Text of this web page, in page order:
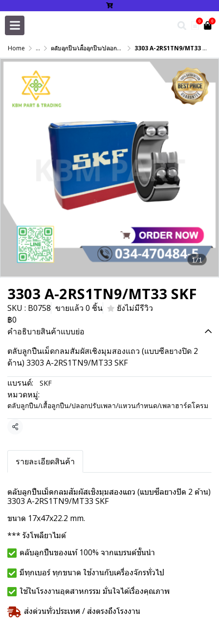
0 0
Home ... ตลับลูกปืน/เสื้อลูกปืน/ปลอกปรับเพลา/แหวนกำหนด/เพลาฮาร์ดโครม 3303 A-2RS1TN9/MT33 SKF
1/1
3303 A-2RS1TN9/MT33 SKF
SKU : B0758 ขายแล้ว 0 ชิ้น
ยังไม่มีรีวิว
฿0
คำอธิบายสินค้าแบบย่อ
ตลับลูกปืนเม็ดกลมสัมผัสเชิงมุมสองแถว (แบบซีลยางปิด 2
ด้าน) 3303 A-2RS1TN9/MT33 SKF
แบรนด์:
SKF
หมวดหมู่:
ตลับลูกปืน/เสื้อลูกปืน/ปลอกปรับเพลา/แหวนกำหนด/เพลาฮาร์ดโครม
แชร์
รายละเอียดสินค้า
ตลับลูกปืนเม็ดกลมสัมผัสเชิงมุมสองแถว (แบบซีลยางปิด 2 ด้าน)
3303 A-2RS1TN9/MT33 SKF
ขนาด 17x47x22.2 mm.
*** รังโพลียาไมด์
ตลับลูกปืนของแท้ 100% จากแบรนด์ชั้นนำ
มีทุกเบอร์ ทุกขนาด ใช้งานกับเครื่องจักรทั่วไป
ใช้ในโรงงานอุตสาหกรรม มั่นใจได้เรื่องคุณภาพ
ส่งด่วนทั่วประเทศ / ส่งตรงถึงโรงงาน